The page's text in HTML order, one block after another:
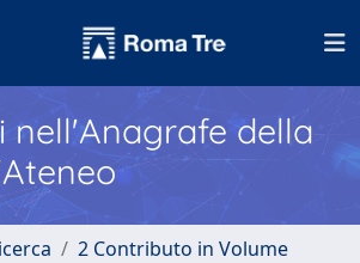
nell'Anagrafe della
2 Contributo in Volume